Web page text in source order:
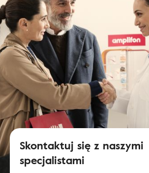
Skontaktuj się z naszymi
specjalistami